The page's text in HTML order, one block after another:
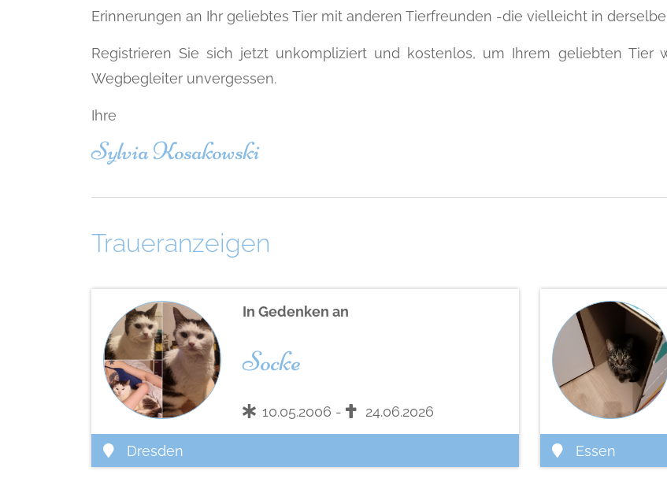
Erinnerungen an Ihr geliebtes Tier mit anderen Tierfreunden -die vielleicht in
Registrieren Sie sich jetzt unkompliziert und kostenlos, um Ihrem geliebten Tier
Wegbegleiter unvergessen.
Ihre
Sylvia Kosakowski
Traueranzeigen
In Gedenken an
Socke
10.05.2006 - 24.06.2026
Dresden Essen